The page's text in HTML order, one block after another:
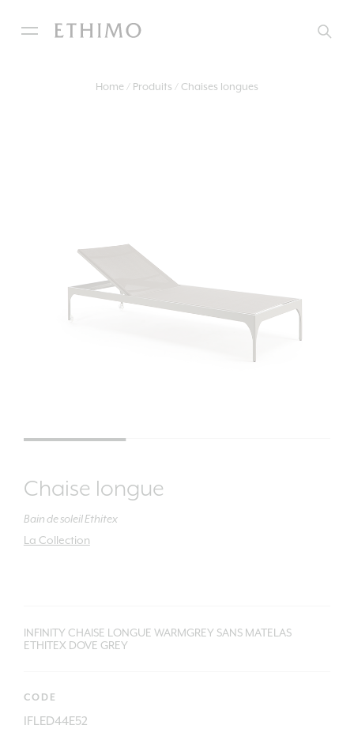
Home Produits Chaises longues
Chaise longue
Bain de soleil Ethitex
La Collection
INFINITY CHAISE LONGUE WARMGREY SANS MATELAS
ETHITEX DOVE GREY
CODE
IFLED44E52